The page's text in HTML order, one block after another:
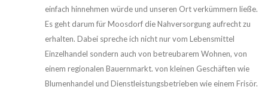
einfach hinnehmen würde und unseren Ort verkümmern ließe.
Es geht darum für Moosdorf die Nahversorgung aufrecht zu
erhalten. Dabei spreche ich nicht nur vom Lebensmittel
Einzelhandel sondern auch von betreubarem Wohnen, von
einem regionalen Bauernmarkt. von kleinen Geschäften wie
Blumenhandel und Dienstleistungsbetrieben wie einem Frisör.